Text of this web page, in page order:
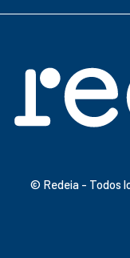
© Redeia - Todos